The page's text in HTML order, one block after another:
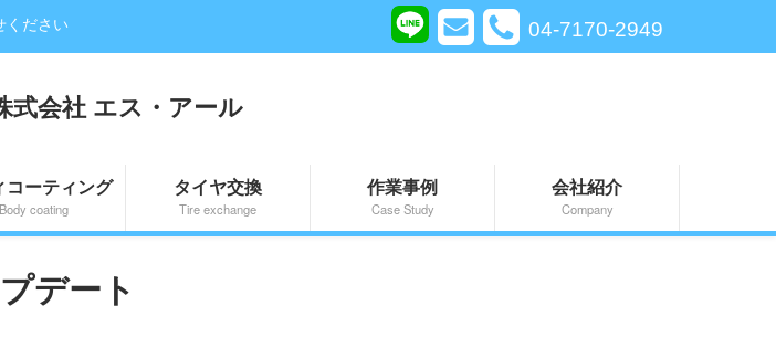
ください 04-7170-2949
式会社 エス・アール
コーティング
Body coating
タイヤ交換
Tire exchange
作業事例
Case Study
会社紹介
Company
デート